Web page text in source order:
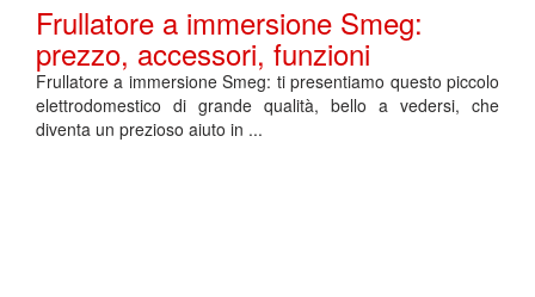
Frullatore a immersione Smeg:
prezzo, accessori, funzioni
Frullatore a immersione Smeg: ti presentiamo questo piccolo
elettrodomestico di grande qualità, bello a vedersi, che
diventa un prezioso aiuto in ...